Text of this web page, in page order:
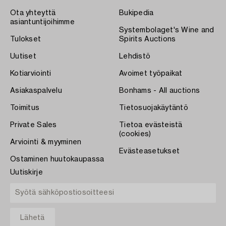
Ota yhteyttä
asiantuntijoihimme
Tulokset
Uutiset
Kotiarviointi
Asiakaspalvelu
Toimitus
Private Sales
Arviointi & myyminen
Ostaminen huutokaupassa
Bukipedia
Systembolaget's Wine and
Spirits Auctions
Lehdistö
Avoimet työpaikat
Bonhams - All auctions
Tietosuojakäytäntö
Tietoa evästeistä
(cookies)
Evästeasetukset
Uutiskirje